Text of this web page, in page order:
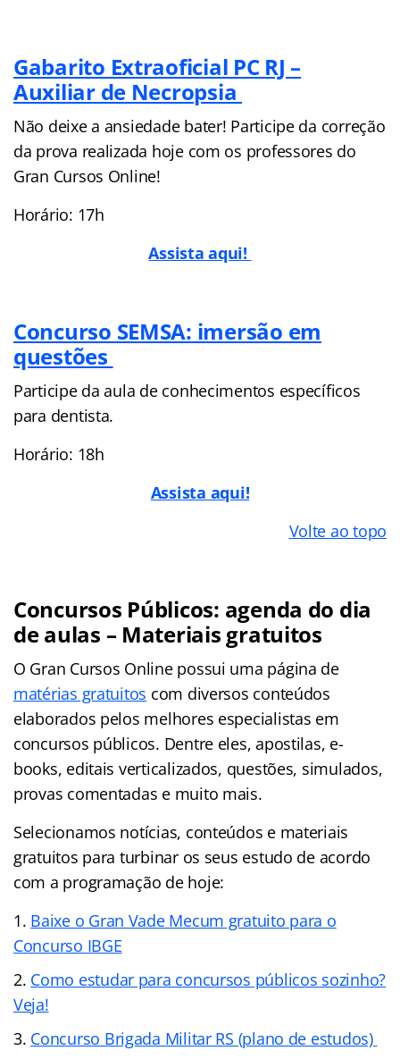
Gabarito Extraoficial PC RJ –
Auxiliar de Necropsia
Não deixe a ansiedade bater! Participe da correção
da prova realizada hoje com os professores do
Gran Cursos Online!
Horário: 17h
Assista aqui!
Concurso SEMSA: imersão em
questões
Participe da aula de conhecimentos específicos
para dentista.
Horário: 18h
Assista aqui!
Volte ao topo
Concursos Públicos: agenda do dia
de aulas – Materiais gratuitos
O Gran Cursos Online possui uma página de
matérias gratuitos com diversos conteúdos
elaborados pelos melhores especialistas em
concursos públicos. Dentre eles, apostilas, e-
books, editais verticalizados, questões, simulados,
provas comentadas e muito mais.
Selecionamos notícias, conteúdos e materiais
gratuitos para turbinar os seus estudo de acordo
com a programação de hoje:
Baixe o Gran Vade Mecum gratuito para o
Concurso IBGE
Como estudar para concursos públicos sozinho?
Veja!
Concurso Brigada Militar RS (plano de estudos)